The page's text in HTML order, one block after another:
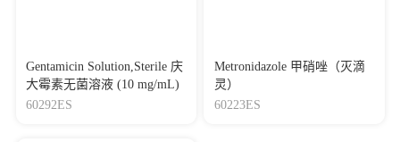
Gentamicin Solution,Sterile 庆
大霉素无菌溶液 (10 mg/mL)
60292ES
Metronidazole 甲硝唑（灭滴
灵）
60223ES